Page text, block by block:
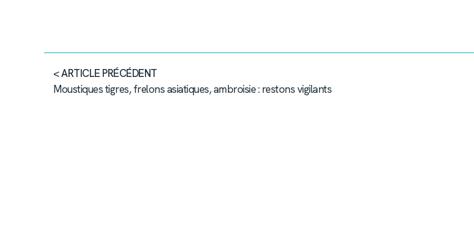
< ARTICLE PRÉCÉDENT
Moustiques tigres, frelons asiatiques, ambroisie : restons vigilants